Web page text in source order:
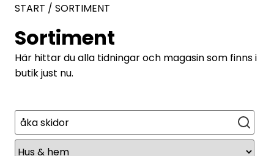
START / SORTIMENT
Sortiment
Här hittar du alla tidningar och magasin som finns i
butik just nu.
Sök